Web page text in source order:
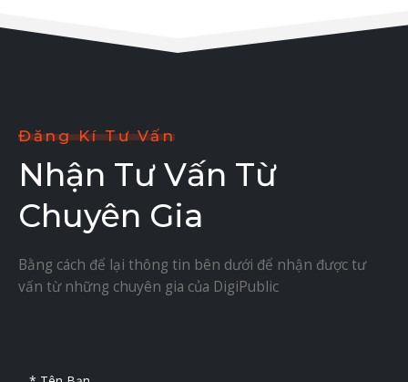
Đăng Kí Tư Vấn
Nhận Tư Vấn Từ
Chuyên Gia
Bằng cách để lại thông tin bên dưới để nhận được tư
vấn từ những chuyên gia của DigiPublic